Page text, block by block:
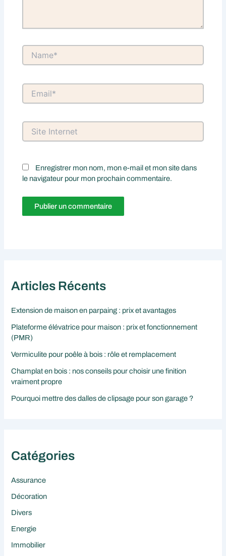
Internet
Enregistrer mon nom, mon e-mail et mon site dans
le navigateur pour mon prochain commentaire.
Articles Récents
Extension de maison en parpaing : prix et avantages
Plateforme élévatrice pour maison : prix et fonctionnement
(PMR)
Vermiculite pour poêle à bois : rôle et remplacement
Champlat en bois : nos conseils pour choisir une finition
vraiment propre
Pourquoi mettre des dalles de clipsage pour son garage ?
Catégories
Assurance
Décoration
Divers
Energie
Immobilier